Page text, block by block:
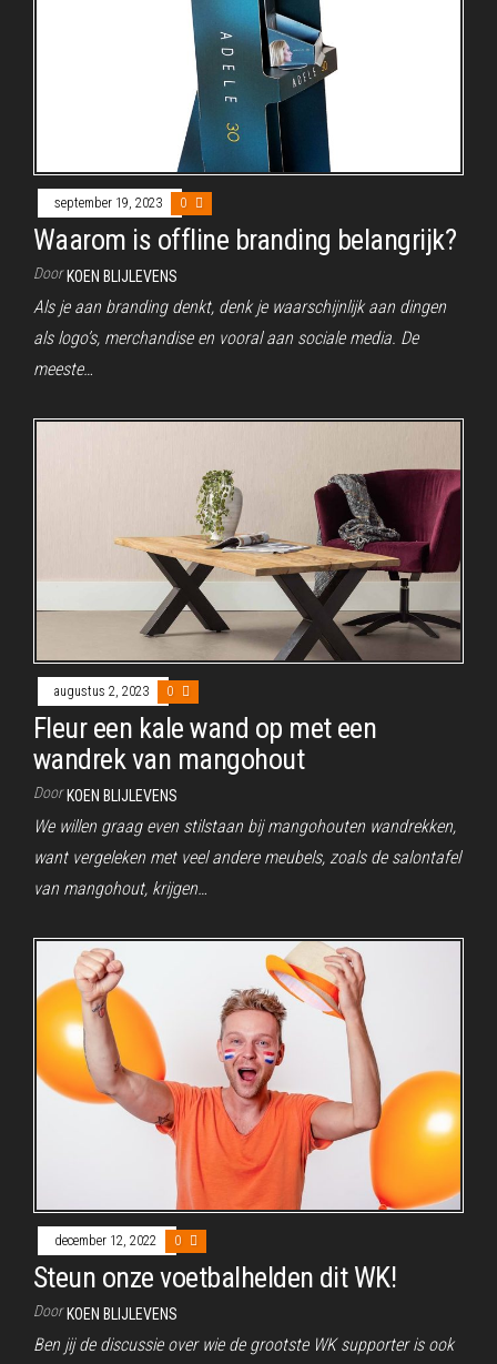
september 19, 2023 0
Waarom is offline branding belangrijk?
Door KOEN BLIJLEVENS
Als je aan branding denkt, denk je waarschijnlijk aan dingen
als logo’s, merchandise en vooral aan sociale media. De
meeste…
augustus 2, 2023 0
Fleur een kale wand op met een
wandrek van mangohout
Door KOEN BLIJLEVENS
We willen graag even stilstaan bij mangohouten wandrekken,
want vergeleken met veel andere meubels, zoals de salontafel
van mangohout, krijgen…
december 12, 2022 0
Steun onze voetbalhelden dit WK!
Door KOEN BLIJLEVENS
Ben jij de discussie over wie de grootste WK supporter is ook